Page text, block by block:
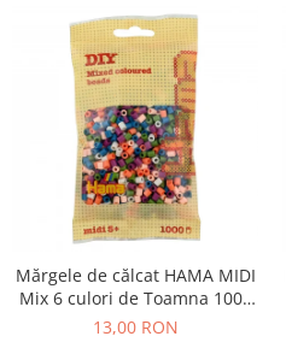
Mărgele de călcat HAMA MIDI
Mix 6 culori de Toamna 1000
buc în punguliță
13,00 RON